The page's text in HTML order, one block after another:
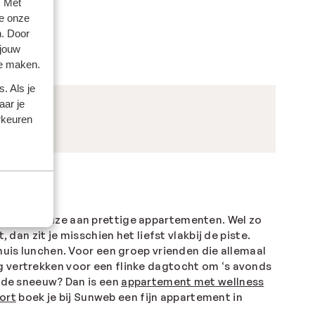
onze
Door
maken.
Als je
je
keuze aan prettige appartementen. Wel zo
dan zit je misschien het liefst vlakbij de piste.
lunchen. Voor een groep vrienden die allemaal
vertrekken voor een flinke dagtocht om ‘s avonds
sneeuw? Dan is een appartement met wellness
boek je bij Sunweb een fijn appartement in